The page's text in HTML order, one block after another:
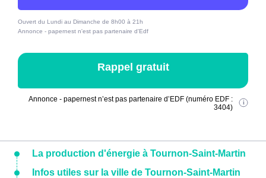
Ouvert du Lundi au Dimanche de 8h00 à 21h
Annonce - papernest n'est pas partenaire d'Edf
Rappel gratuit
Annonce - papernest n’est pas partenaire d’EDF (numéro EDF :
3404)
La production d'énergie à Tournon-Saint-Martin
Infos utiles sur la ville de Tournon-Saint-Martin